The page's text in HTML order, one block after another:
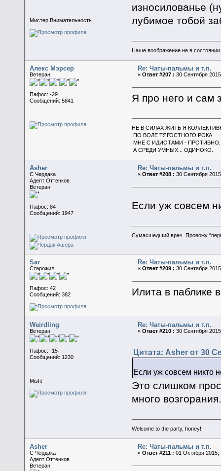
Мистер Внимательность
износилованье
лубимое тобой
Наше воображение не в состоянии
Алекс Мэрсер
Ветеран
Пафос: -29
Сообщений: 5841
Re: Чаты-пальмы и т.п.
«Ответ #207 : 30 Сентября
Я про него и сам
НЕ В СИЛАХ ЖИТЬ Я
ПО ВОЛЕ ТЯГОСТНОГО РОКА
МНЕ С ИДИОТАМИ - ПРОТИВНО,
А СРЕДИ УМНЫХ... ОДИНОКО.
Asher
C Чердака
Адепт Оттенков
Ветеран
Пафос: 84
Сообщений: 1947
Re: Чаты-пальмы и т.п.
«Ответ #208 : 30 Сентября
Если уж совсем
Сумасшедший врач. Провожу
Sar
Старожил
Пафос: 42
Сообщений: 382
Re: Чаты-пальмы и т.п.
«Ответ #209 : 30 Сентября
Илита в паблике
Weirdling
Ветеран
Пафос: -15
Сообщений: 1230
Misfit
Re: Чаты-пальмы и т.п.
«Ответ #210 : 30 Сентября
Цитата: Asher от 30
Если уж совсем никто
Это слишком
много возгорания.
Welcome to the party, honey!
Asher
C Чердака
Адепт Оттенков
Ветеран
Re: Чаты-пальмы и т.п.
«Ответ #211 : 01 Октября 2015,